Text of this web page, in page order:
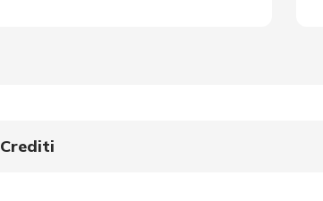
Crediti